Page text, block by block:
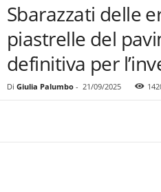
Sbarazzati delle
piastrelle del
definitiva per
Di Giulia Palumbo - 21/09/2025